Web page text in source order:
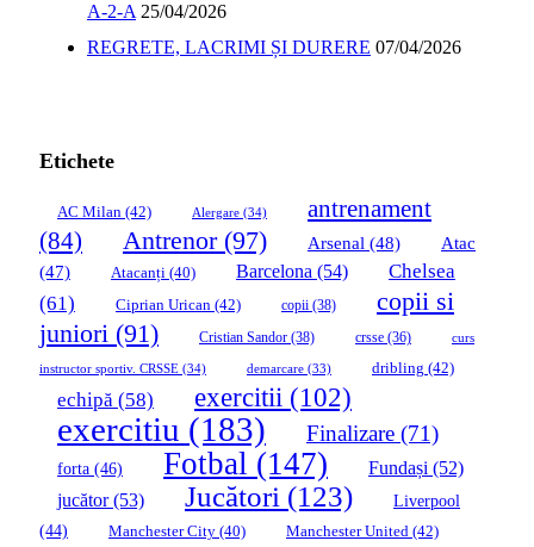
A-2-A 25/04/2026
REGRETE, LACRIMI ȘI DURERE 07/04/2026
Etichete
AC Milan (42) Alergare (34)
antrenament
(84)
Antrenor(97) Arsenal (48)
Atac
(47)
Atacanți (40) Barcelona (54)
Chelsea
(61)
Ciprian Urican (42) copii (38)
copii si
juniori (91) Cristian Sandor (38) crsse (36) curs
instructor sportiv. CRSSE (34) demarcare (33) dribling (42)
echipă (58) exercitii (102)
exercitiu (183) Finalizare (71)
forta (46) Fotbal (147) Fundași (52)
jucător(53) Jucători (123)
Liverpool
(44)
Manchester City (40) Manchester United (42)